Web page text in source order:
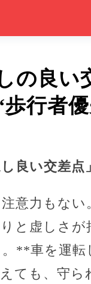
の良い
行者
し良い交差
意力もな
と虚しさ
**車を運
ても、守